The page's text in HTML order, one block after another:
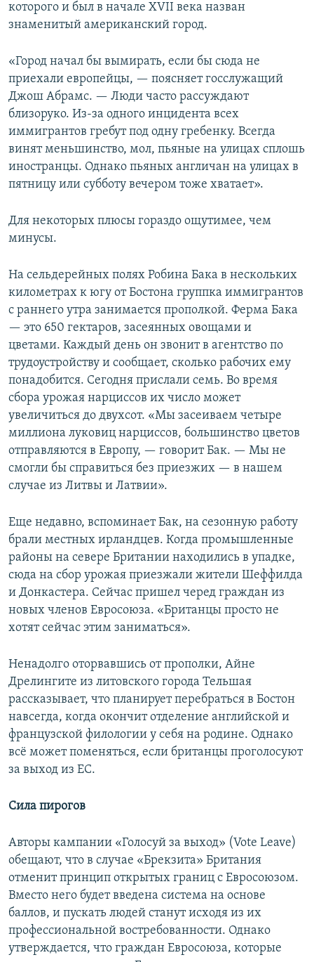
которого и был в начале XVII века назван
знаменитый американский город.
«Город начал бы вымирать, если бы сюда не
приехали европейцы, — поясняет госслужащий
Джош Абрамс. — Люди часто рассуждают
близоруко. Из-за одного инцидента всех
иммигрантов гребут под одну гребенку. Всегда
винят меньшинство, мол, пьяные на улицах сплошь
иностранцы. Однако пьяных англичан на улицах в
пятницу или субботу вечером тоже хватает».
Для некоторых плюсы гораздо ощутимее, чем
минусы.
На сельдерейных полях Робина Бака в нескольких
километрах к югу от Бостона группка иммигрантов
с раннего утра занимается прополкой. Ферма Бака
— это 650 гектаров, засеянных овощами и
цветами. Каждый день он звонит в агентство по
трудоустройству и сообщает, сколько рабочих ему
понадобится. Сегодня прислали семь. Во время
сбора урожая нарциссов их число может
увеличиться до двухсот. «Мы засеиваем четыре
миллиона луковиц нарциссов, большинство цветов
отправляются в Европу, — говорит Бак. — Мы не
смогли бы справиться без приезжих — в нашем
случае из Литвы и Латвии».
Еще недавно, вспоминает Бак, на сезонную работу
брали местных ирландцев. Когда промышленные
районы на севере Британии находились в упадке,
сюда на сбор урожая приезжали жители Шеффилда
и Донкастера. Сейчас пришел черед граждан из
новых членов Евросоюза. «Британцы просто не
хотят сейчас этим заниматься».
Ненадолго оторвавшись от прополки, Айне
Дрелингите из литовского города Тельшая
рассказывает, что планирует перебраться в Бостон
навсегда, когда окончит отделение английской и
французской филологии у себя на родине. Однако
всё может поменяться, если британцы проголосуют
за выход из ЕС.
Сила пирогов
Авторы кампании «Голосуй за выход» (Vote Leave)
обещают, что в случае «Брекзита» Британия
отменит принцип открытых границ с Евросоюзом.
Вместо него будет введена система на основе
баллов, и пускать людей станут исходя из их
профессиональной востребованности. Однако
утверждается, что граждан Евросоюза, которые